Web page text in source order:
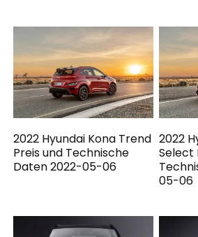
2022 Hyundai Kona Trend
Preis und Technische
Daten 2022-05-06
2022
Select
05-06